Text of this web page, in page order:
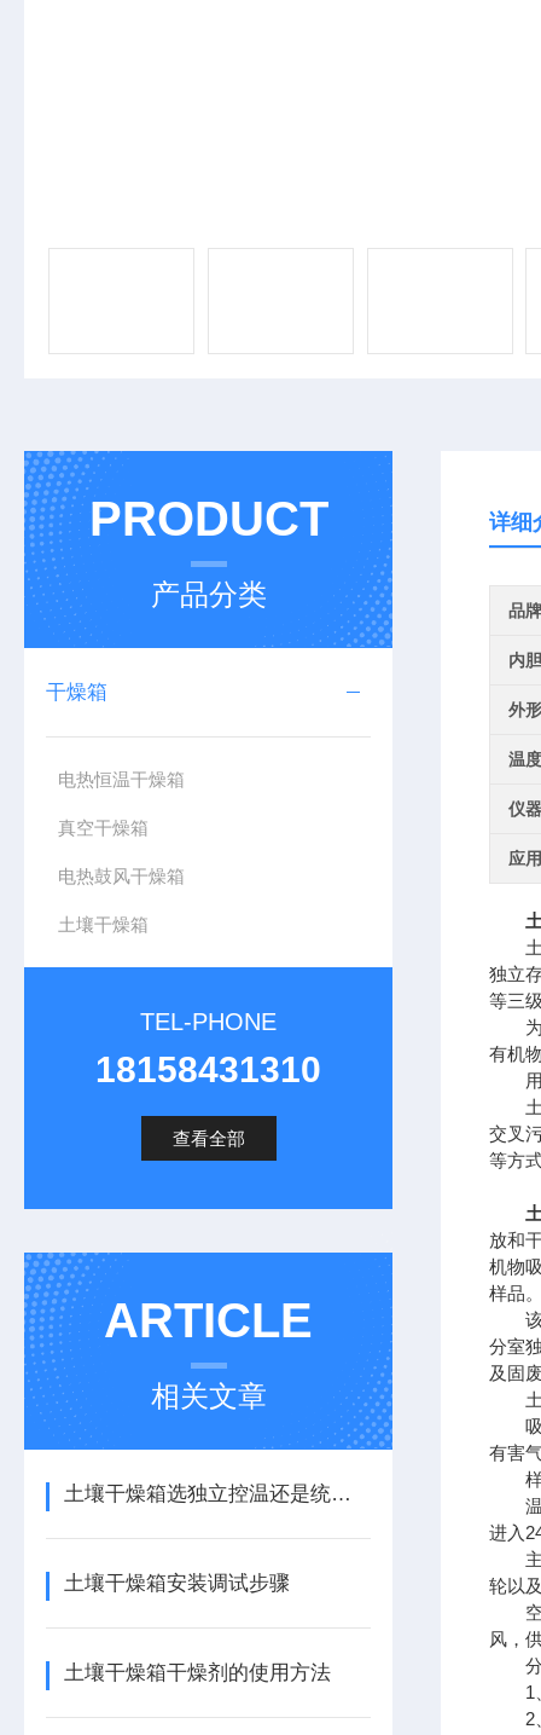
PRODUCT
产品分类
干燥箱
电热恒温干燥箱
真空干燥箱
电热鼓风干燥箱
土壤干燥箱
TEL-PHONE
18158431310
查看全部
ARTICLE
相关文章
土壤干燥箱选独立控温还是统一控温的
土壤干燥箱安装调试步骤
土壤干燥箱干燥剂的使用方法
详细
品牌
内
外
温
仪
应
土壤
独立
等三
为什
有机
用
土壤
交叉
等方
放和
机物
样品
该设
分室
及固
土
吸附
有害
样品
温度
进入
主机
轮以
空气
风，
分
1、
2、